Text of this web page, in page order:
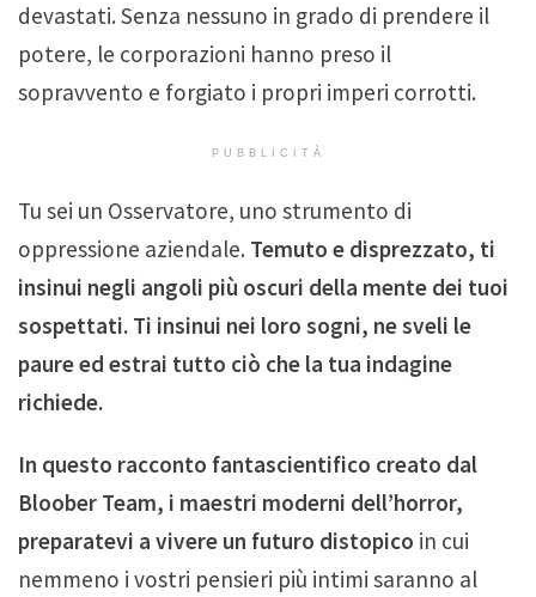
devastati. Senza nessuno in grado di prendere il
potere, le corporazioni hanno preso il
sopravvento e forgiato i propri imperi corrotti.
PUBBLICITÀ
Tu sei un Osservatore, uno strumento di
oppressione aziendale. Temuto e disprezzato, ti
insinui negli angoli più oscuri della mente dei tuoi
sospettati. Ti insinui nei loro sogni, ne sveli le
paure ed estrai tutto ciò che la tua indagine
richiede.
In questo racconto fantascientifico creato dal
Bloober Team, i maestri moderni dell’horror,
preparatevi a vivere un futuro distopico in cui
nemmeno i vostri pensieri più intimi saranno al